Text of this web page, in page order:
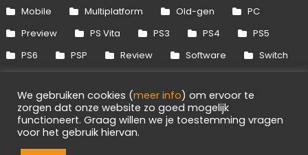
Mobile
Multiplatform Old-gen
PC
Preview
PS Vita PS3 PS4
PS5
PS6
PSP Review Software
Switch
Xbox 360
Xbox One Xbox Series
We gebruiken cookies (meer info) om ervoor te
zorgen dat onze website zo goed mogelijk
functioneert. Graag willen we je toestemming vragen
voor het gebruik hiervan.